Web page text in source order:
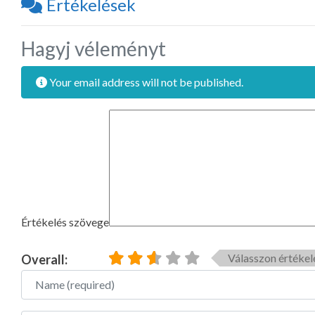
Értékelések
Hagyj véleményt
Your email address will not be published.
Értékelés szövege
Overall:
Válasszon
Name